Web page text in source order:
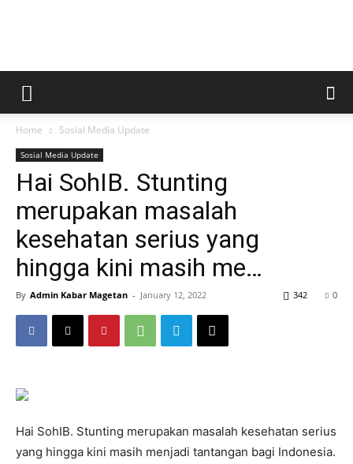
Kabar
Home Sosial Media Update
Sosial Media Update
Hai SohIB. Stunting
merupakan masalah
kesehatan serius yang
hingga kini masih me…
By Admin Kabar Magetan - January 12, 2022 0
342
Hai SohIB. Stunting merupakan masalah kesehatan serius
yang hingga kini masih menjadi tantangan bagi Indonesia.